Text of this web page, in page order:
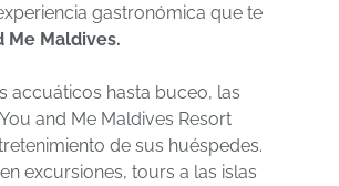
gastronómica que te
Me Maldives.
accuáticos hasta buceo, las
and Me Maldives Resort
de sus huéspedes.
excursiones, tours a las islas